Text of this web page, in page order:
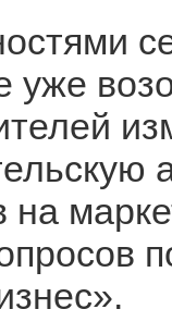
уже
на